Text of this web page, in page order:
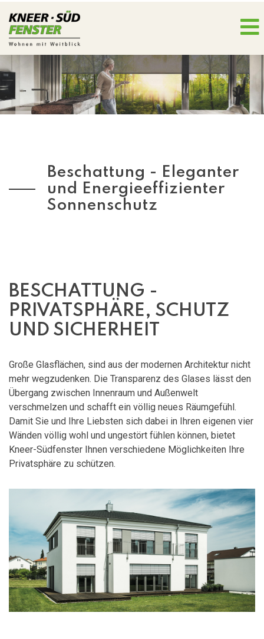
Beschattung - Eleganter
und Energieeffizienter
Sonnenschutz
BESCHATTUNG -
PRIVATSPHÄRE, SCHUTZ
UND SICHERHEIT
Große Glasflächen, sind aus der modernen Architektur nicht
mehr wegzudenken. Die Transparenz des Glases lässt den
Übergang zwischen Innenraum und Außenwelt
verschmelzen und schafft ein völlig neues Räumgefühl.
Damit Sie und Ihre Liebsten sich dabei in Ihren eigenen vier
Wänden völlig wohl und ungestört fühlen können, bietet
Kneer-Südfenster Ihnen verschiedene Möglichkeiten Ihre
Privatsphäre zu schützen.